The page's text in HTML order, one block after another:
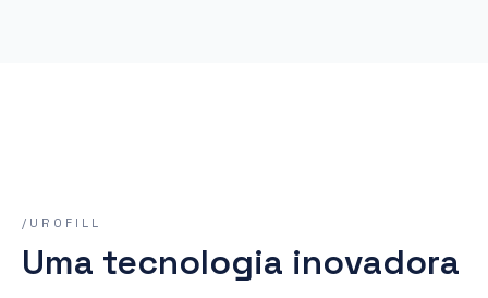
/UROFILL
Uma tecnologia inovadora